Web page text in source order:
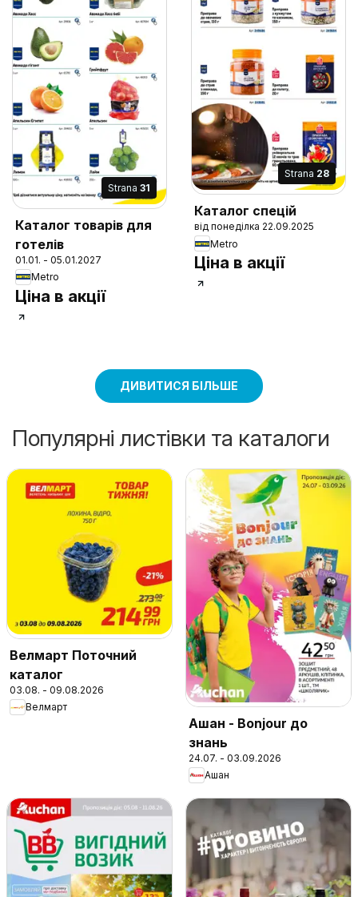
Strana 31
Каталог товарів для
готелів
01.01. - 05.01.2027
Metro
Ціна в акції
Strana 28
Каталог спецій
від понеділка 22.09.2025
Metro
Ціна в акції
ДИВИТИСЯ БІЛЬШЕ
Популярні листівки та каталоги
Велмарт Поточний
каталог
03.08. - 09.08.2026
Велмарт
Ашан - Bonjour до
знань
24.07. - 03.09.2026
Ашан